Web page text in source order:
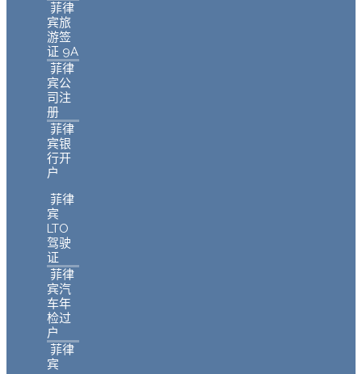
菲律
宾旅
游签
证 9A
菲律
宾公
司注
册
菲律
宾银
行开
户
菲律
宾
LTO
驾驶
证
菲律
宾汽
车年
检过
户
菲律
宾